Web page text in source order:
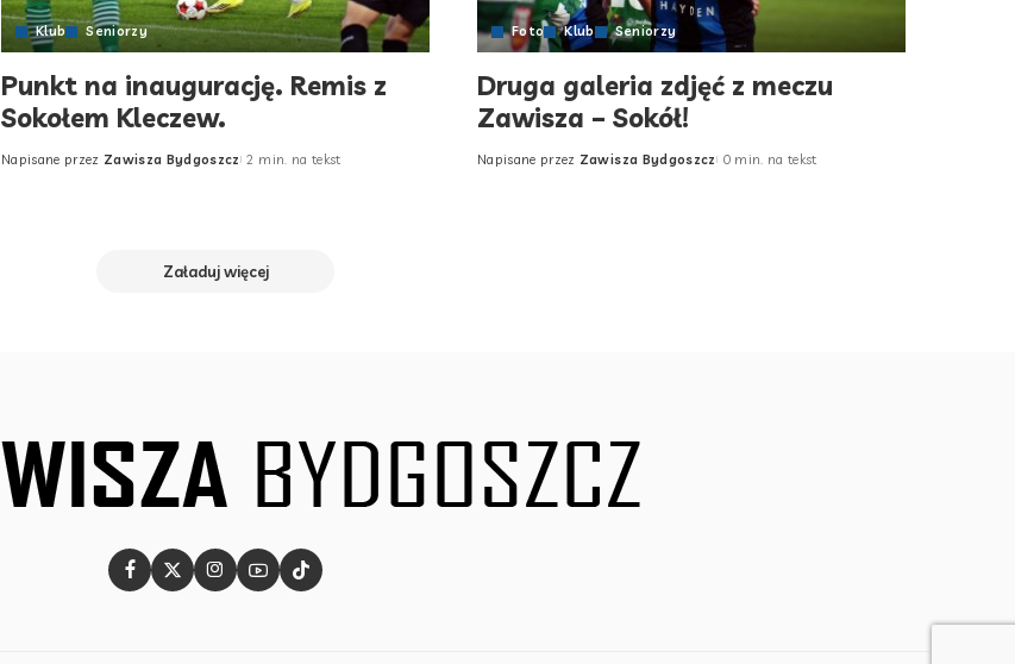
Klub Seniorzy
Punkt na inaugurację. Remis z
Sokołem Kleczew.
Posted
Napisane przez Zawisza Bydgoszcz 2 min. na tekst
Foto Klub Seniorzy
Druga galeria zdjęć z meczu
Zawisza – Sokół!
Posted
Napisane przez Zawisza Bydgoszcz 0 min. na tekst
Załaduj więcej